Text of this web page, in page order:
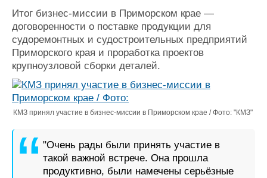
Итог бизнес-миссии в Приморском крае —
договоренности о поставке продукции для
судоремонтных и судостроительных предприятий
Приморского края и проработка проектов
крупноузловой сборки деталей.
КМЗ принял участие в бизнес-миссии в Приморском крае / Фото: "КМЗ"
"Очень рады были принять участие в
такой важной встрече. Она прошла
продуктивно, были намечены серьёзные